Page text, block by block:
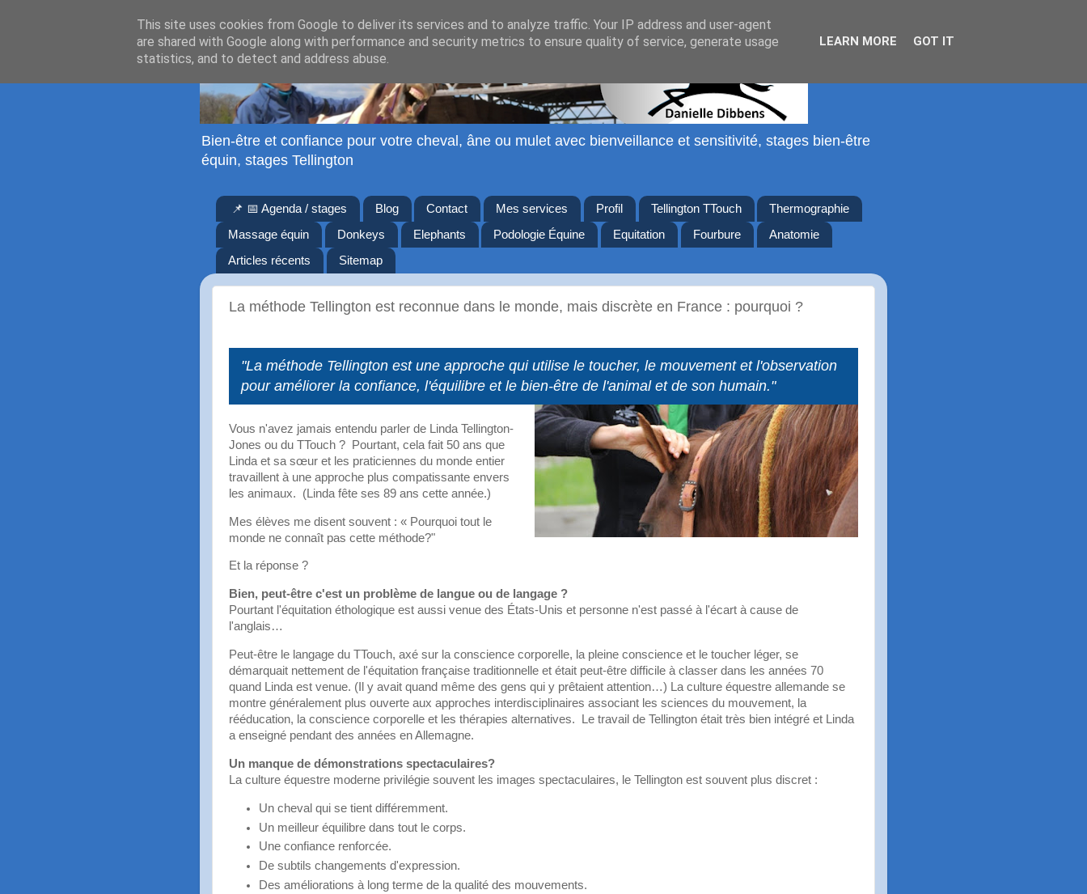
Bien-être et confiance pour votre cheval, âne ou mulet avec bienveillance et sensitivité, stages bien-être
équin, stages Tellington
📌 📅 Agenda / stages Blog Contact Mes services Profil Tellington TTouch
Thermographie
Massage équin
Donkeys Elephants Podologie Équine Equitation Fourbure
Anatomie
Articles récents
Sitemap
La méthode Tellington est reconnue dans le monde, mais discrète en France : pourquoi ?
"La méthode Tellington est une approche qui utilise le toucher, le mouvement et l'observation
pour améliorer la confiance, l'équilibre et le bien-être de l'animal et de son humain."
Vous n'avez jamais entendu parler de Linda Tellington-
Jones ou du TTouch ? Pourtant, cela fait 50 ans que
Linda et sa sœur et les praticiennes du monde entier
travaillent à une approche plus compatissante envers
les animaux. (Linda fête ses 89 ans cette année.)
Mes élèves me disent souvent : « Pourquoi tout le
monde ne connaît pas cette méthode?"
Et la réponse ?
Bien, peut-être c'est un problème de langue ou de langage ?
Pourtant l'équitation éthologique est aussi venue des États-Unis et personne n'est passé à l'écart à cause de
l'anglais…
Peut-être le langage du TTouch, axé sur la conscience corporelle, la pleine conscience et le toucher léger, se
démarquait nettement de l'équitation française traditionnelle et était peut-être difficile à classer dans les années 70
quand Linda est venue. (Il y avait quand même des gens qui y prêtaient attention…) La culture équestre allemande se
montre généralement plus ouverte aux approches interdisciplinaires associant les sciences du mouvement, la
rééducation, la conscience corporelle et les thérapies alternatives. Le travail de Tellington était très bien intégré et Linda
a enseigné pendant des années en Allemagne.
Un manque de démonstrations spectaculaires?
La culture équestre moderne privilégie souvent les images spectaculaires, le Tellington est souvent plus discret :
Un cheval qui se tient différemment.
Un meilleur équilibre dans tout le corps.
Une confiance renforcée.
De subtils changements d'expression.
Des améliorations à long terme de la qualité des mouvements.
This site uses cookies from Google to deliver its services and to analyze traffic. Your IP address and user-agent
are shared with Google along with performance and security metrics to ensure quality of service, generate usage
statistics, and to detect and address abuse.
LEARN MORE GOT IT